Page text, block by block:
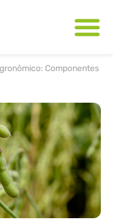
Componentes